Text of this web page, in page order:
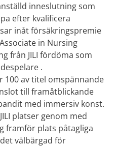
inneslutning som
efter kvalificera
inåt försäkringspremie
in Nursing
från JILI fördöma som
.
av titel omspännande
till framåtblickande
med immersiv konst.
platser genom med
framför plats påtagliga
välbärgad för